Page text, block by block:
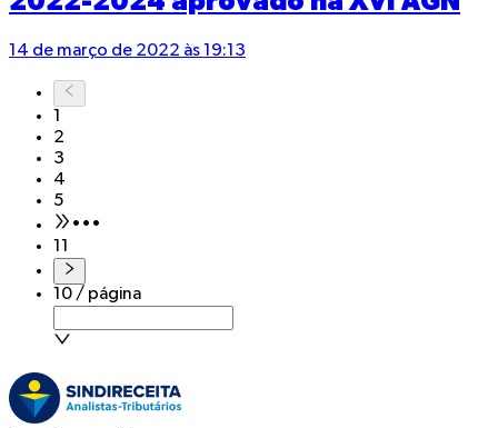
14 de março de 2022 às 19:13
1
2
3
4
5
•••
11
10 / página